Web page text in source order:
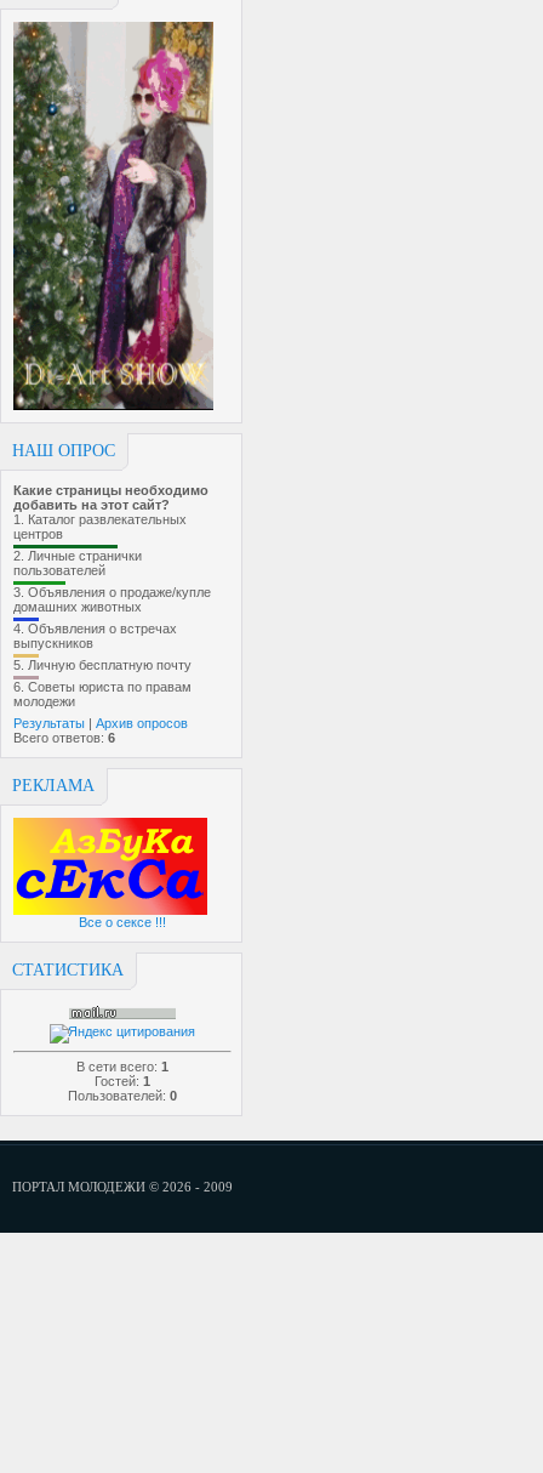
НАШ ОПРОС
Какие страницы необходимо
добавить на этот сайт?
1. Каталог развлекательных
центров
2. Личные странички
пользователей
3. Объявления о продаже/купле
домашних животных
4. Объявления о встречах
выпускников
5. Личную бесплатную почту
6. Советы юриста по правам
молодежи
Результаты | Архив опросов
Всего ответов: 6
РЕКЛАМА
Все о сексе !!!
СТАТИСТИКА
В сети всего: 1
Гостей: 1
Пользователей: 0
ПОРТАЛ МОЛОДЕЖИ © 2026 - 2009